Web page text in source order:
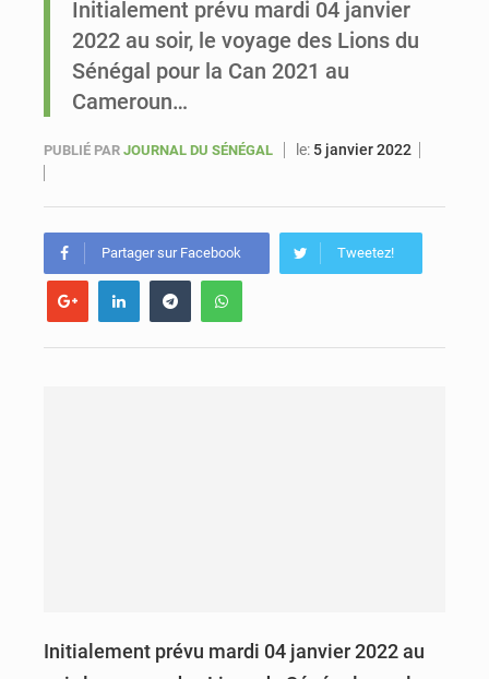
Sénégal : Ousmane Diagne prêtera serment le 11 août comme président du Conseil constitutionnel
Initialement prévu mardi 04 janvier
2022 au soir, le voyage des Lions du
Sénégal pour la Can 2021 au
Cameroun…
PUBLIÉ PAR JOURNAL DU SÉNÉGAL le: 5 janvier 2022
Partager sur Facebook Tweetez!
Initialement prévu mardi 04 janvier 2022 au